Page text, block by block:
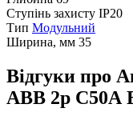
Ступінь захисту IP20
Тип Модульний
Ширина, мм 35
Відгуки про
ABB 2р С50А